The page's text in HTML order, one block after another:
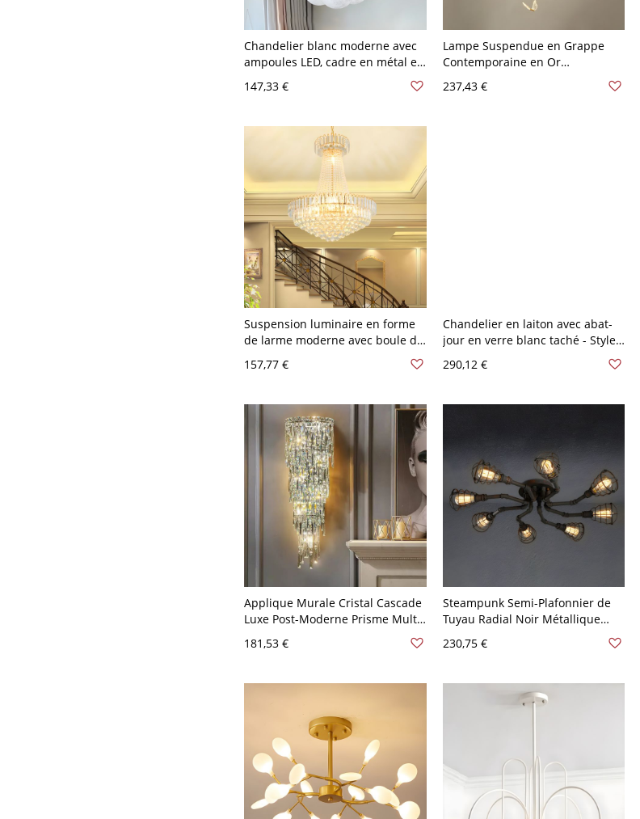
Chandelier blanc moderne avec
ampoules LED, cadre en métal et
longueur de suspension réglable
- 110 V-120 V Noir 7
147,33 €
Lampe Suspendue en Grappe
Contemporaine en Or
Suspension LED en Acrylique en
Forme de Papillon pour Escalier -
237,43 €
Suspension luminaire en forme
de larme moderne avec boule de
pouces de large et 16 ampoules,
157,77 €
Chandelier en laiton avec abat-
jour en verre blanc taché - Style
290,12 €
Applique Murale Cristal Cascade
Luxe Post-Moderne Prisme Multi-
Niveaux Goutte de Pluie - 76,2 cm
110 V-120 V Argent
181,53 €
Steampunk Semi-Plafonnier de
Tuyau Radial Noir Métallique
Cage - Noir 110 V-120 V 8
230,75 €